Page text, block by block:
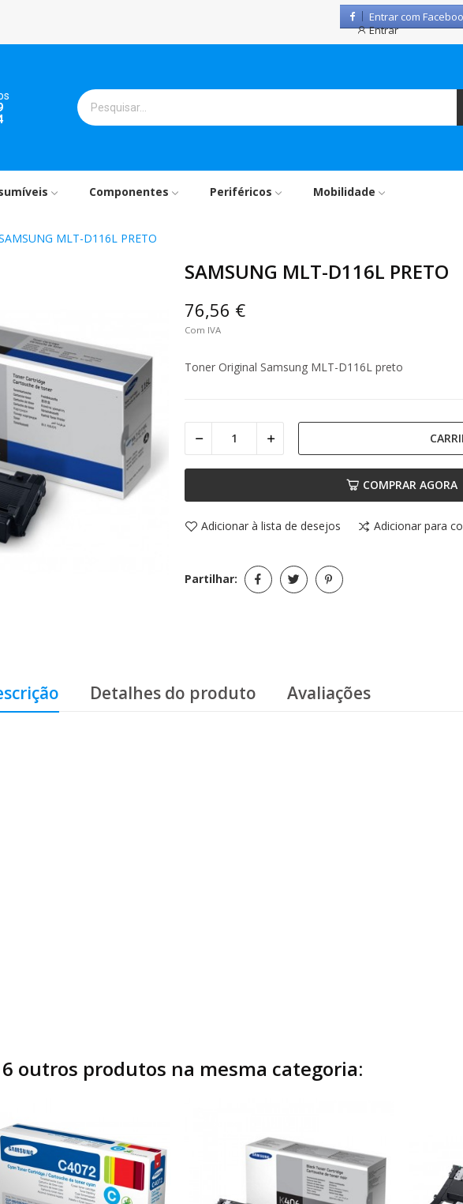
Entrar com
Entrar
Componentes Periféricos Mobilidade
MLT-D116L PRETO
SAMSUNG MLT-D116L PRETO
76,56 €
Com IVA
Toner Original Samsung MLT-D116L preto
COMPRAR AGORA
Adicionar à lista de desejos Adicionar para
Partilhar:
Detalhes do produto Avaliações
outros produtos na mesma categoria: